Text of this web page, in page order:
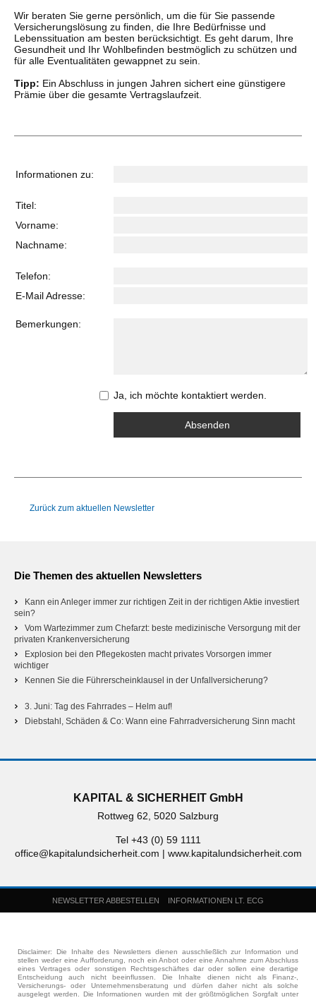
Wir beraten Sie gerne persönlich, um die für Sie passende
Versicherungslösung zu finden, die Ihre Bedürfnisse und
Lebenssituation am besten berücksichtigt. Es geht darum, Ihre
Gesundheit und Ihr Wohlbefinden bestmöglich zu schützen und
für alle Eventualitäten gewappnet zu sein.
Tipp: Ein Abschluss in jungen Jahren sichert eine günstigere
Prämie über die gesamte Vertragslaufzeit.
Informationen zu:
Titel:
Vorname:
Nachname:
Telefon:
E-Mail Adresse:
Bemerkungen:
Ja, ich möchte kontaktiert werden.
Zurück zum aktuellen Newsletter
Die Themen des aktuellen Newsletters
Kann ein Anleger immer zur richtigen Zeit in der richtigen Aktie investiert
sein?
Vom Wartezimmer zum Chefarzt: beste medizinische Versorgung mit der
privaten Krankenversicherung
Explosion bei den Pflegekosten macht privates Vorsorgen immer
wichtiger
Kennen Sie die Führerscheinklausel in der Unfallversicherung?
3. Juni: Tag des Fahrrades – Helm auf!
Diebstahl, Schäden & Co: Wann eine Fahrradversicherung Sinn macht
KAPITAL & SICHERHEIT GmbH
Rottweg 62, 5020 Salzburg
Tel +43 (0) 59 1111
office@kapitalundsicherheit.com | www.kapitalundsicherheit.com
NEWSLETTER ABBESTELLEN INFORMATIONEN LT. ECG
Disclaimer: Die Inhalte des Newsletters dienen ausschließlich zur Information und
stellen weder eine Aufforderung, noch ein Anbot oder eine Annahme zum Abschluss
eines Vertrages oder sonstigen Rechtsgeschäftes dar oder sollen eine derartige
Entscheidung auch nicht beeinflussen. Die Inhalte dienen nicht als Finanz-,
Versicherungs- oder Unternehmensberatung und dürfen daher nicht als solche
ausgelegt werden. Die Informationen wurden mit der größtmöglichen Sorgfalt unter